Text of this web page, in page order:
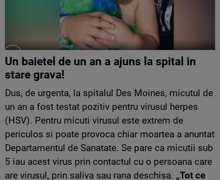
Un baietel de un an a ajuns la spital in
stare grava!
Dus, de urgenta, la spitalul Des Moines, micutul de
un an a fost testat pozitiv pentru virusul herpes
(HSV). Pentru micuti virusul este extrem de
periculos si poate provoca chiar moartea a anuntat
Departamentul de Sanatate. Se pare ca micutii sub
5 iau acest virus prin contactul cu o persoana care
are virusul, prin saliva sau rana deschisa. „Tot ce